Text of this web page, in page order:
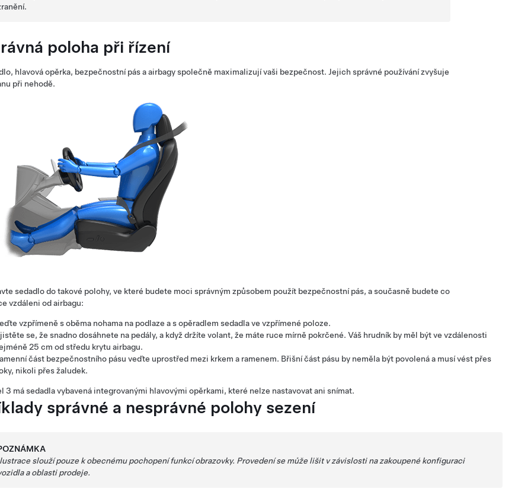
poloha při řízení
hlavová opěrka, bezpečnostní pás a airbagy společně maximalizují vaši bezpečnost. Jejich správné používání zvyšuje
při nehodě.
sedadlo do takové polohy, ve které budete moci správným způsobem použít bezpečnostní pás, a současně budete co
vzdáleni od airbagu:
vzpřímeně s oběma nohama na podlaze a s opěradlem sedadla ve vzpřímené poloze.
se, že snadno dosáhnete na pedály, a když držíte volant, že máte ruce mírně pokrčené. Váš hrudník by měl být ve vzdálenosti
25 cm od středu krytu airbagu.
část bezpečnostního pásu veďte uprostřed mezi krkem a ramenem. Břišní část pásu by neměla být povolená a musí vést přes
nikoli přes žaludek.
3 má sedadla vybavená integrovanými hlavovými opěrkami, které nelze nastavovat ani snímat.
správné a nesprávné polohy sezení
slouží pouze k obecnému pochopení funkcí obrazovky. Provedení se může lišit v závislosti na zakoupené konfiguraci
a oblasti prodeje.